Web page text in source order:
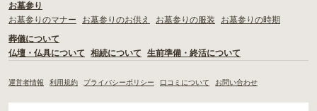
お墓参り
お墓参りのマナー
お墓参りのお供え お墓参りの服装
お墓参りの時期
葬儀について
仏壇・仏具について
相続について 生前準備・終活について
運営者情報 利用規約 プライバシーポリシー 口コミについて お問い合わせ